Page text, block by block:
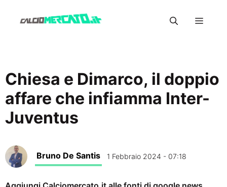
Menu
Chiesa e Dimarco, il doppio
affare che infiamma Inter-
Juventus
Bruno De Santis 1 Febbraio 2024 - 07:18